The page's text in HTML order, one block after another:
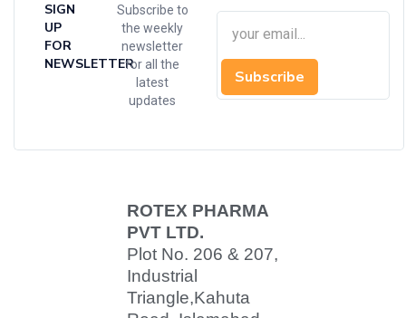
SIGN
UP
FOR
NEWSLETTER
Subscribe to
the weekly
newsletter
for all the
latest
updates
Subscribe
ROTEX PHARMA
PVT LTD.
Plot No. 206 & 207,
Industrial
Triangle,Kahuta